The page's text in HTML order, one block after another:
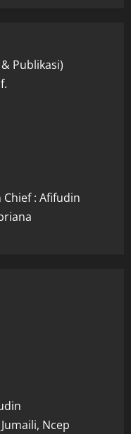
Publikasi)
: Afifudin
Ncep